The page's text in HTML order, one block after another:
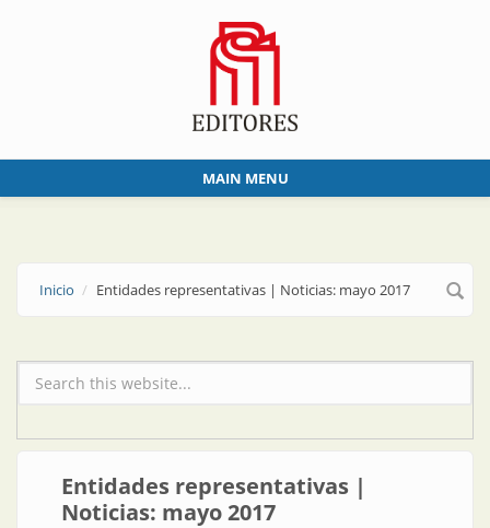
MAIN MENU
Inicio Entidades representativas | Noticias: mayo 2017
Formulario de búsqueda
Entidades representativas |
Noticias: mayo 2017